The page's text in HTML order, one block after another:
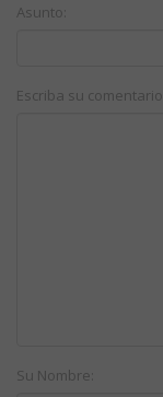
Asunto:
Escriba su comentario:
Su Nombre: